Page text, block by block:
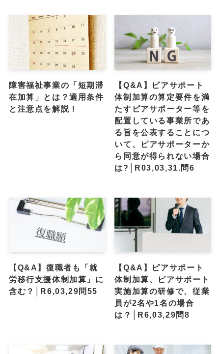
障害福祉事業の「短期滞
在加算」とは？適用条件
と注意点を解説！
【Q&A】ピアサポート
体制加算の算定要件を満
たすピアサポーター等を
配置している事業所であ
る旨を公表することにつ
いて、ピアサポーターか
ら同意が得られない場合
は?│R03,03,31.問6
【Q&A】復職者も「就
労移行支援体制加算」に
含む？│R6,03,29問55
【Q&A】ピアサポート
体制加算、ピアサポート
実施加算の研修で、従業
員が2名や1名の場合
は？│R6,03,29問8